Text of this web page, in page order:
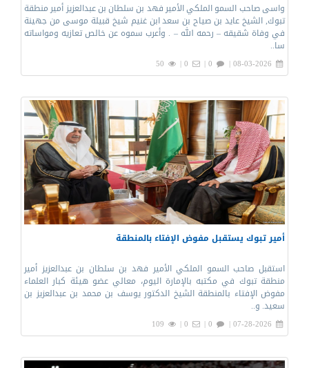
واسى صاحب السمو الملكي الأمير فهد بن سلطان بن عبدالعزيز أمير منطقة
تبوك, الشيخ عايد بن صياح بن سعد ابن غنيم شيخ قبيلة موسى من جهينة
في وفاة شقيقه – رحمه الله – . وأعرب سموه عن خالص تعازيه ومواساته
سا..
08-03-2026 |
0 |
0 |
50
أمير تبوك يستقبل مفوض الإفتاء بالمنطقة
استقبل صاحب السمو الملكي الأمير فهد بن سلطان بن عبدالعزيز أمير
منطقة تبوك في مكتبه بالإمارة اليوم، معالي عضو هيئة كبار العلماء
مفوض الإفتاء بالمنطقة الشيخ الدكتور يوسف بن محمد بن عبدالعزيز بن
سعيد. و..
07-28-2026 |
0 |
0 |
109